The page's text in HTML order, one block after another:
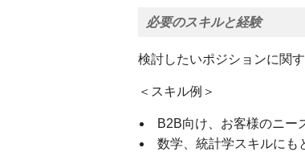
必要のスキルと経験
検討したいポジションに関
＜スキル例＞
B2B向け、お客様のニー
数学、統計学スキルにも